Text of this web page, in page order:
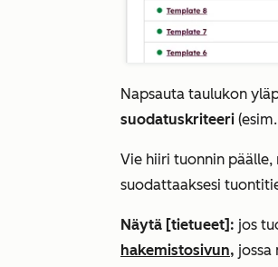
Napsauta taulukon
suodatuskriteeri (esim.
Vie hiiri tuonnin päälle,
suodattaaksesi
Näytä [tietueet]: jos
hakemistosivun,